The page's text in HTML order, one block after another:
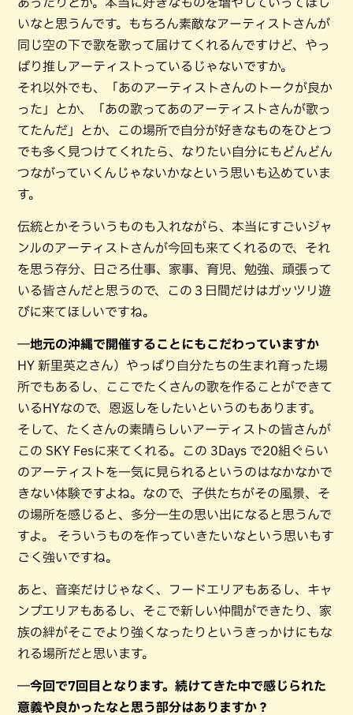
いなと思うんです。もちろん素敵なアーティストさんが
同じ空の下で歌を歌って届けてくれるんですけど、やっ
ぱり推しアーティストっているじゃないですか。
それ以外でも、「あのアーティストさんのトークが良か
った」とか、「あの歌ってあのアーティストさんが歌っ
てたんだ」とか、この場所で自分が好きなものをひとつ
でも多く見つけてくれたら、なりたい自分にもどんどん
つながっていくんじゃないかなという思いも込めていま
す。
伝統とかそういうものも入れながら、本当にすごいジャ
ンルのアーティストさんが今回も来てくれるので、それ
を思う存分、日ごろ仕事、家事、育児、勉強、頑張って
いる皆さんだと思うので、この３日間だけはガッツリ遊
びに来てほしいですね。
―地元の沖縄で開催することにもこだわっていますか
HY 新里英之さん）やっぱり自分たちの生まれ育った場
所でもあるし、ここでたくさんの歌を作ることができて
いるHYなので、恩返しをしたいというのもあります。
そして、たくさんの素晴らしいアーティストの皆さんが
この SKY Fesに来てくれる。この 3Days で20組ぐらい
のアーティストを一気に見られるというのはなかなかで
きない体験ですよね。なので、子供たちがその風景、そ
の場所を感じると、多分一生の思い出になると思うんで
すよ。 そういうものを作っていきたいなという思いもす
ごく強いですね。
あと、音楽だけじゃなく、フードエリアもあるし、キャ
ンプエリアもあるし、そこで新しい仲間ができたり、家
族の絆がそこでより強くなったりというきっかけにもな
れる場所だと思います。
―今回で7回目となります。続けてきた中で感じられた
意義や良かったなと思う部分はありますか？